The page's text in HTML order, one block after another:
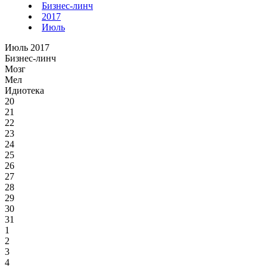
Бизнес-линч
2017
Июль
Июль 2017
Бизнес-линч
Мозг
Мел
Идиотека
20
21
22
23
24
25
26
27
28
29
30
31
1
2
3
4